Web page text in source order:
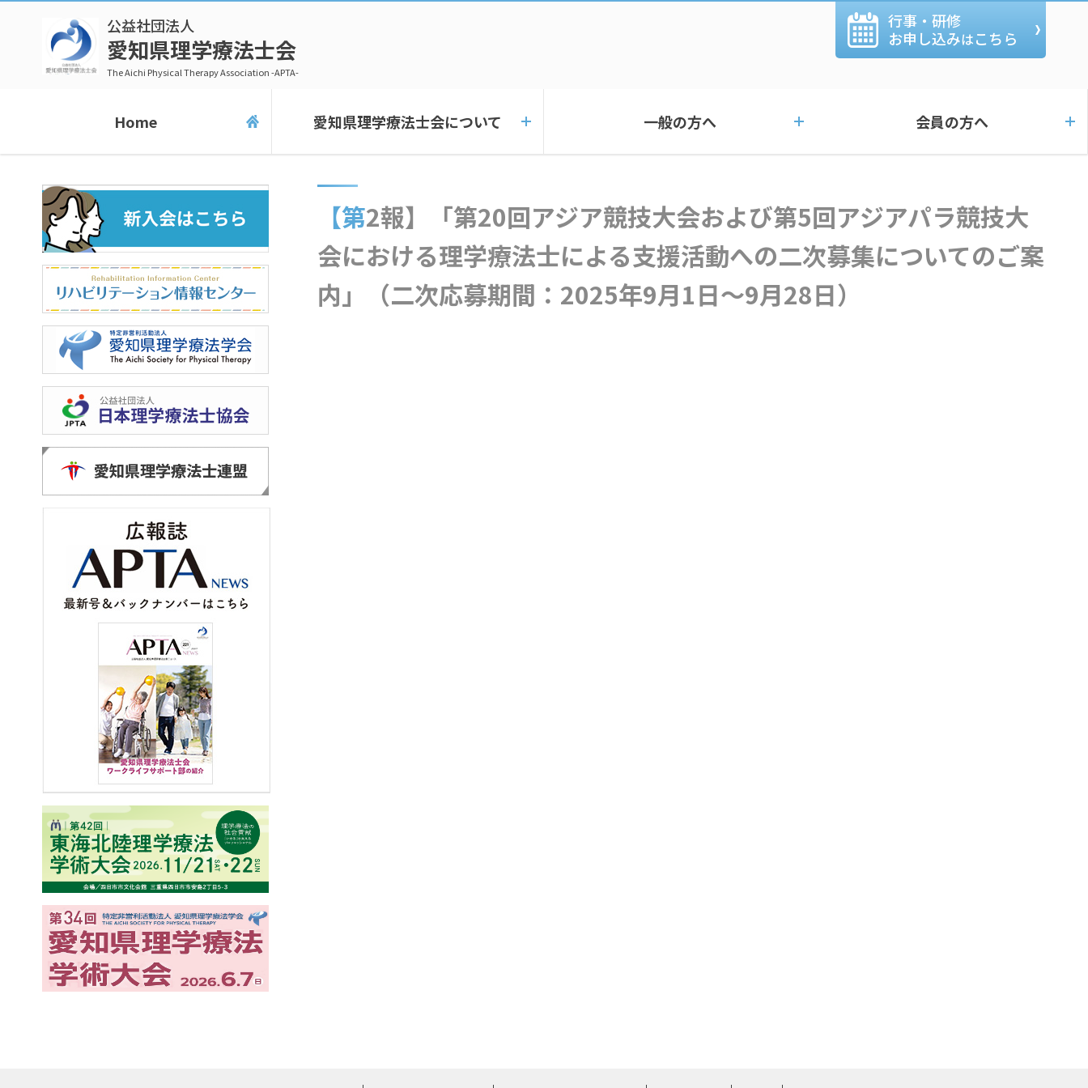
公益社団法人
愛知県理学療法士会
The Aichi Physical Therapy Association -APTA-
行事・研修
お申し込みはこちら
Home 愛知県理学療法士会について 一般の方へ 会員の方へ
【第2報】「第20回アジア競技大会および第5回アジアパラ競技大
会における理学療法士による支援活動への二次募集についてのご案
内」（二次応募期間：2025年9月1日～9月28日）